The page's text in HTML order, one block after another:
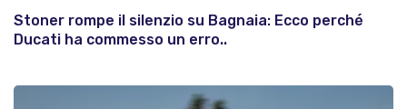
Stoner rompe il silenzio su Bagnaia: Ecco perché
Ducati ha commesso un erro..